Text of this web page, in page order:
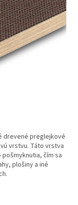
drevené preglejkové
vrstvu. Táto vrstva
čím sa
plošiny a iné